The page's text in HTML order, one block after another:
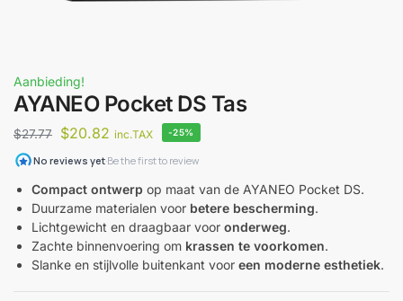
Aanbieding!
AYANEO Pocket DS Tas
$27.77 $20.82 inc.TAX -25%
Compact ontwerp op maat van de AYANEO Pocket DS.
Duurzame materialen voor betere bescherming.
Lichtgewicht en draagbaar voor onderweg.
Zachte binnenvoering om krassen te voorkomen.
Slanke en stijlvolle buitenkant voor een moderne esthetiek.